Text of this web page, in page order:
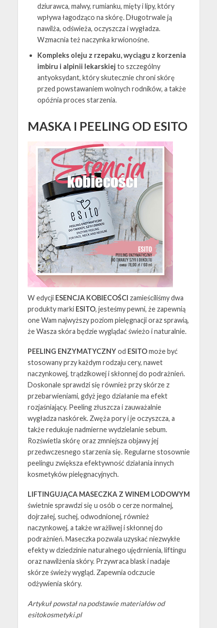
dziurawca, malwy, rumianku, mięty i lipy, który
wpływa łagodząco na skórę. Długotrwale ją
nawilża, odświeża, oczyszcza i wygładza.
Wzmacnia też naczynka krwionośne.
Kompleks oleju z rzepaku, wyciągu z korzenia
imbiru i alpinii lekarskiej to szczególny
antyoksydant, który skutecznie chroni skórę
przed powstawaniem wolnych rodników, a także
opóźnia proces starzenia.
MASKA I PEELING OD ESITO
W edycji ESENCJA KOBIECOŚCI zamieściliśmy dwa
produkty marki ESITO, jesteśmy pewni, że zapewnią
one Wam najwyższy poziom pielęgnacji oraz sprawią,
że Wasza skóra będzie wyglądać świeżo i naturalnie.
PEELING ENZYMATYCZNYod ESITOmoże być
stosowany przy każdym rodzaju cery, nawet
naczynkowej, trądzikowej i skłonnej do podrażnień.
Doskonale sprawdzi się również przy skórze z
przebarwieniami, gdyż jego działanie ma efekt
rozjaśniający. Peeling złuszcza i zauważalnie
wygładza naskórek. Zwęża pory i je oczyszcza, a
także redukuje nadmierne wydzielanie sebum.
Rozświetla skórę oraz zmniejsza objawy jej
przedwczesnego starzenia się. Regularne stosownie
peelingu zwiększa efektywność działania innych
kosmetyków pielęgnacyjnych.
LIFTINGUJĄCA MASECZKA Z WINEM LODOWYM
świetnie sprawdzi się u osób o cerze normalnej,
dojrzałej, suchej, odwodnionej, również
naczynkowej, a także wrażliwej i skłonnej do
podrażnień. Maseczka pozwala uzyskać niezwykłe
efekty w dziedzinie naturalnego ujędrnienia, liftingu
oraz nawilżenia skóry. Przywraca blask i nadaje
skórze świeży wygląd. Zapewnia odczucie
odżywienia skóry.
Artykuł powstał na podstawie materiałów od
esitokosmetyki.pl